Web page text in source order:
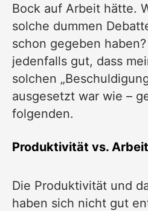
Bock auf Arbeit hätte.
solche dummen
schon gegeben
jedenfalls gut, dass
solchen
ausgesetzt war wie –
folgenden.
Produktivität vs.
Die Produktivität und
haben sich nicht gut